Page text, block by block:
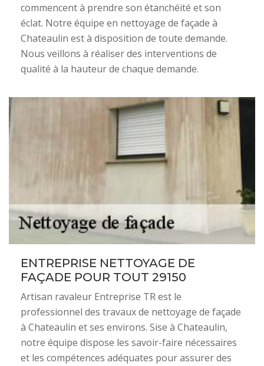
commencent à prendre son étanchéité et son
éclat. Notre équipe en nettoyage de façade à
Chateaulin est à disposition de toute demande.
Nous veillons à réaliser des interventions de
qualité à la hauteur de chaque demande.
ENTREPRISE NETTOYAGE DE
FAÇADE POUR TOUT 29150
Artisan ravaleur Entreprise TR est le
professionnel des travaux de nettoyage de façade
à Chateaulin et ses environs. Sise à Chateaulin,
notre équipe dispose les savoir-faire nécessaires
et les compétences adéquates pour assurer des